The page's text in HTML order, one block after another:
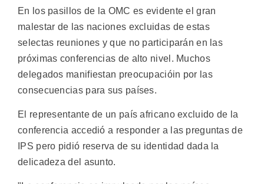
En los pasillos de la OMC es evidente el gran
malestar de las naciones excluidas de estas
selectas reuniones y que no participarán en las
próximas conferencias de alto nivel. Muchos
delegados manifiestan preocupacióin por las
consecuencias para sus países.
El representante de un país africano excluido de la
conferencia accedió a responder a las preguntas de
IPS pero pidió reserva de su identidad dada la
delicadeza del asunto.